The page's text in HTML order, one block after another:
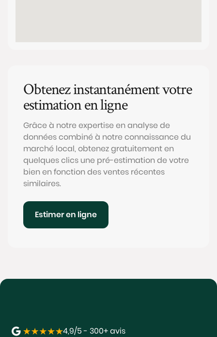
Obtenez instantanément votre
estimation en ligne
Grâce à notre expertise en analyse de
données combiné à notre connaissance du
marché local, obtenez gratuitement en
quelques clics une pré-estimation de votre
bien en fonction des ventes récentes
similaires.
Estimer en ligne
4,9/5 - 300+ avis